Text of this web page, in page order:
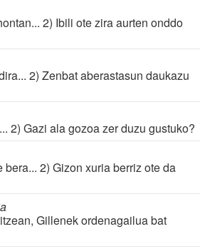
2) Ibili ote zira aurten onddo
2) Zenbat aberastasun daukazu
2) Gazi ala gozoa zer duzu gustuko?
2) Gizon xuria berriz ote da
Gillenek ordenagailua bat